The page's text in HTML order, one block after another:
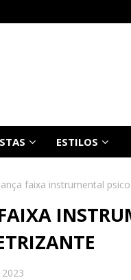
ESTILOS
faixa instrumental